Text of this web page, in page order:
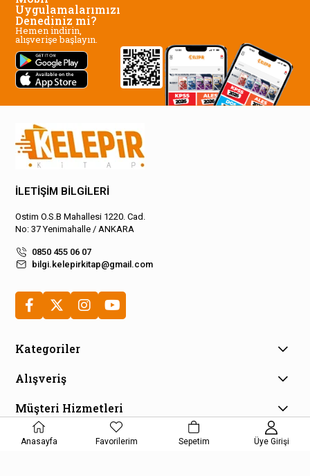
Uygulamalarımızı
Denediniz mi?
Hemen indirin,
alışverişe başlayın.
İLETİŞİM BİLGİLERİ
Ostim O.S.B Mahallesi 1220. Cad.
No: 37 Yenimahalle / ANKARA
0850 455 06 07
bilgi.kelepirkitap@gmail.com
Kategoriler
Alışveriş
Müşteri Hizmetleri
E-Bülten Aboneliği
Anasayfa Favorilerim Sepetim Üye Girişi